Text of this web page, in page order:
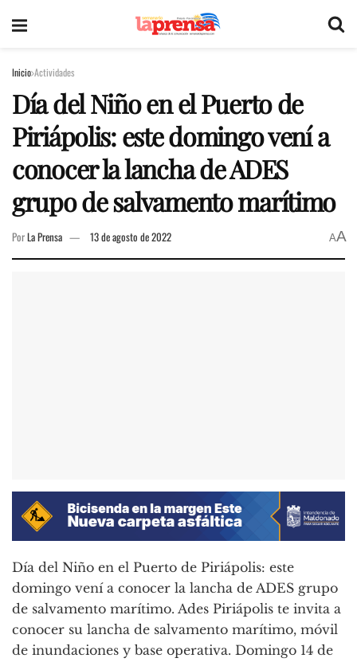
Inicio Actividades
Día del Niño en el Puerto de
Piriápolis: este domingo vení a
conocer la lancha de ADES
grupo de salvamento marítimo
PorLa Prensa 13 de agosto de 2022 AA
Día del Niño en el Puerto de Piriápolis: este
domingo vení a conocer la lancha de ADES grupo
de salvamento marítimo. Ades Piriápolis te invita a
conocer su lancha de salvamento marítimo, móvil
de inundaciones y base operativa. Domingo 14 de